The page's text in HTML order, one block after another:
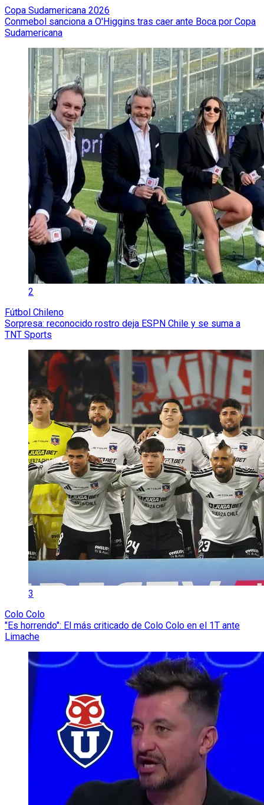
Copa Sudamericana 2026
Conmebol sanciona a O'Higgins tras caer ante Boca por Copa
Sudamericana
2
Fútbol Chileno
Sorpresa: reconocido rostro deja ESPN Chile y se suma a
TNT Sports
3
Colo Colo
"Es horrendo": El más criticado de Colo Colo en el 1T ante
Limache